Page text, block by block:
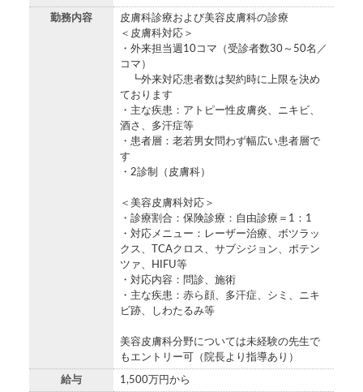
勤務内容
皮膚科診療および美容皮膚科の診療
＜皮膚科対応＞
・外来担当週10コマ（受診者数30～50名／
コマ）
┗外来対応患者数は契約時に上限を決め
ております
・主な疾患：アトピー性皮膚炎、ニキビ、
酒さ、多汗症等
・患者層：老若男女問わず幅広い患者層で
す
・2診制（皮膚科）
＜美容皮膚科対応＞
・診療割合：保険診療：自由診療＝1：1
・対応メニュー：レーザー治療、ボツラッ
クス、TCAクロス、サブシジョン、ポテン
ツァ、HIFU等
・対応内容：問診、施術
・主な疾患：赤ら顔、多汗症、シミ、ニキ
ビ跡、しわたるみ等
美容皮膚科分野については未経験の先生で
もエントリー可（院長より指導あり）
給与 1,500万円から